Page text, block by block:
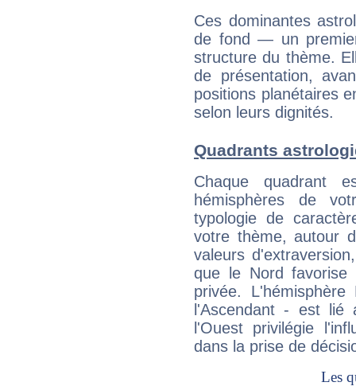
Ces dominantes
de fond — un
structure du thème.
de présentation,
positions planétaires
selon leurs dignités.
Quadrants
Chaque quadrant
hémisphères de
typologie de
votre thème, autour
valeurs
que le Nord favorise
privée.
l'Ascendant - est
l'Ouest privilégie
dans la prise de